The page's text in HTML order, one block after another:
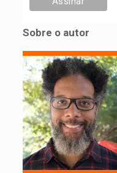
Sobre o autor